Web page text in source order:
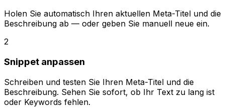
Holen Sie automatisch Ihren aktuellen Meta-Titel und die
Beschreibung ab — oder geben Sie manuell neue ein.
2
Snippet anpassen
Schreiben und testen Sie Ihren Meta-Titel und die
Beschreibung. Sehen Sie sofort, ob Ihr Text zu lang ist
oder Keywords fehlen.